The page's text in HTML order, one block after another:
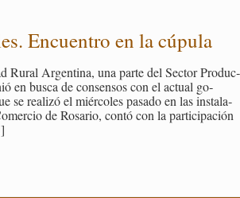
En­cuen­tro en la cú­pu­la
Rural Ar­gen­ti­na, una parte del Sec­tor Pro­duc­
en busca de con­sen­sos con el ac­tual go­
se reali­zó el miér­co­les pa­sa­do en las ins­ta­la­
de Ro­sa­rio, contó con la par­ti­ci­pa­ción